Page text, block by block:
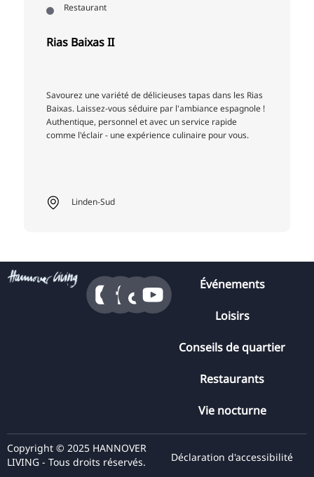
Restaurant
Rias Baixas II
Savourez une variété de délicieuses tapas dans les Rias
Baixas. Laissez-vous séduire par l'ambiance espagnole !
Authentique, personnel et avec un service rapide
comme l'éclair - une expérience culinaire pour vous.
Linden-Sud
Événements
Loisirs
Conseils de quartier
Restaurants
Vie nocturne
Copyright © 2025 HANNOVER
LIVING - Tous droits réservés.
Déclaration d'accessibilité